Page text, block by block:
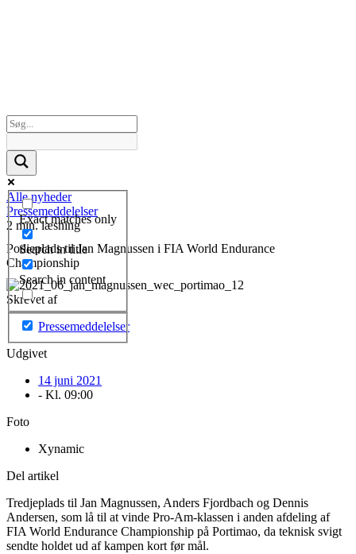
Exact matches only
Search in title
Search in content
Alle nyheder
Pressemeddelelser
2 min. læsning
Podieplads til Jan Magnussen i FIA World Endurance
Championship
Skrevet af
Pressemeddelelser
Udgivet
14 juni 2021
- Kl. 09:00
Foto
Xynamic
Del artikel
Tredjeplads til Jan Magnussen, Anders Fjordbach og Dennis
Andersen, som lå til at vinde Pro-Am-klassen i anden afdeling af
FIA World Endurance Championship på Portimao, da teknisk svigt
sendte holdet ud af kampen kort før mål.